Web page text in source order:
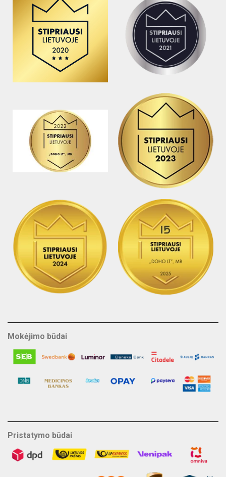
Mokėjimo būdai
Pristatymo būdai